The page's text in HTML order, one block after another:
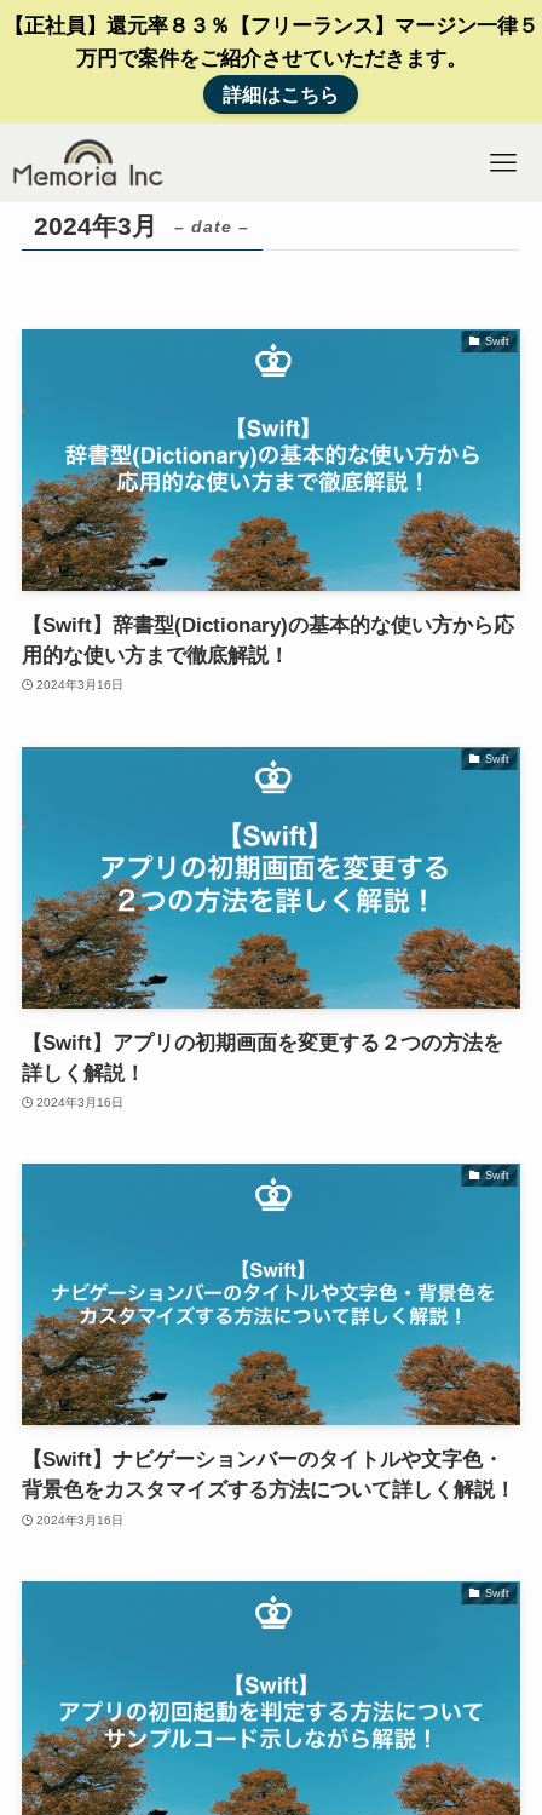
【正社員】還元率８３％【フリーランス】マージン一律５
万円で案件をご紹介させていただきます。
詳細はこちら
2024年3月 – date –
Swift
【Swift】辞書型(Dictionary)の基本的な使い方から応
用的な使い方まで徹底解説！
2024年3月16日
Swift
【Swift】アプリの初期画面を変更する２つの方法を
詳しく解説！
2024年3月16日
Swift
【Swift】ナビゲーションバーのタイトルや文字色・
背景色をカスタマイズする方法について詳しく解説！
2024年3月16日
Swift